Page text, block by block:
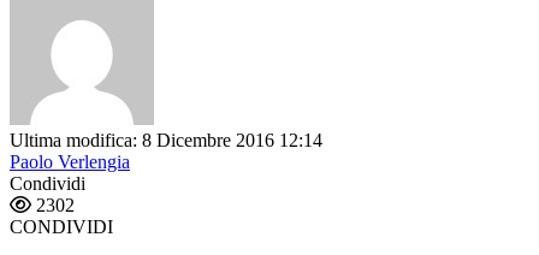
Ultima modifica: 8 Dicembre 2016 12:14
Paolo Verlengia
Condividi
2302
CONDIVIDI